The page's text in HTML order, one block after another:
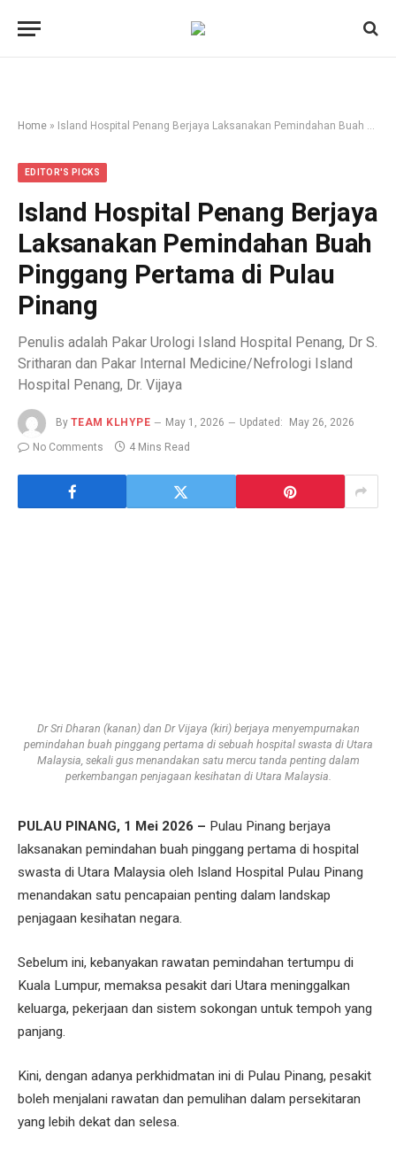
Home » Island Hospital Penang Berjaya Laksanakan Pemindahan Buah Pinggang Pertama di Pulau Pinang
EDITOR'S PICKS
Island Hospital Penang Berjaya
Laksanakan Pemindahan Buah
Pinggang Pertama di Pulau
Pinang
Penulis adalah Pakar Urologi Island Hospital Penang, Dr S.
Sritharan dan Pakar Internal Medicine/Nefrologi Island
Hospital Penang, Dr. Vijaya
By TEAM KLHYPE May 1, 2026 Updated:
May 26, 2026
No Comments
4 Mins Read
Dr Sri Dharan (kanan) dan Dr Vijaya (kiri) berjaya menyempurnakan
pemindahan buah pinggang pertama di sebuah hospital swasta di Utara
Malaysia, sekali gus menandakan satu mercu tanda penting dalam
perkembangan penjagaan kesihatan di Utara Malaysia.
PULAU PINANG, 1 Mei 2026 – Pulau Pinang berjaya
laksanakan pemindahan buah pinggang pertama di hospital
swasta di Utara Malaysia oleh Island Hospital Pulau Pinang
menandakan satu pencapaian penting dalam landskap
penjagaan kesihatan negara.
Sebelum ini, kebanyakan rawatan pemindahan tertumpu di
Kuala Lumpur, memaksa pesakit dari Utara meninggalkan
keluarga, pekerjaan dan sistem sokongan untuk tempoh yang
panjang.
Kini, dengan adanya perkhidmatan ini di Pulau Pinang, pesakit
boleh menjalani rawatan dan pemulihan dalam persekitaran
yang lebih dekat dan selesa.